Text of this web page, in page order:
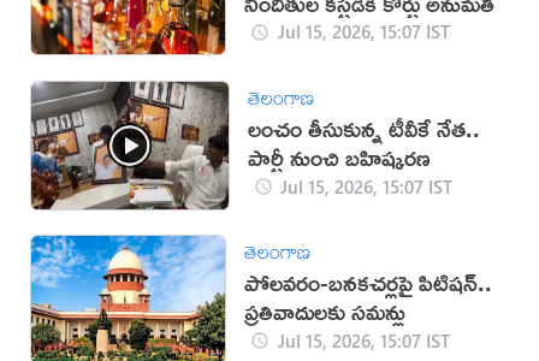
Jul 15, 2026, 15:07 IST
తెలంగాణ
లంచం తీసుకున్న టీవీకే నేత..
పార్టీ నుంచి బహిష్కరణ
Jul 15, 2026, 15:07 IST
తెలంగాణ
పోలవరం-బనకచర్లపై పిటిషన్‌..
ప్రతివాదులకు సమన్లు
Jul 15, 2026, 15:07 IST